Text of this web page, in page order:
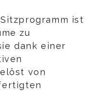
ist
zu
dank einer
von